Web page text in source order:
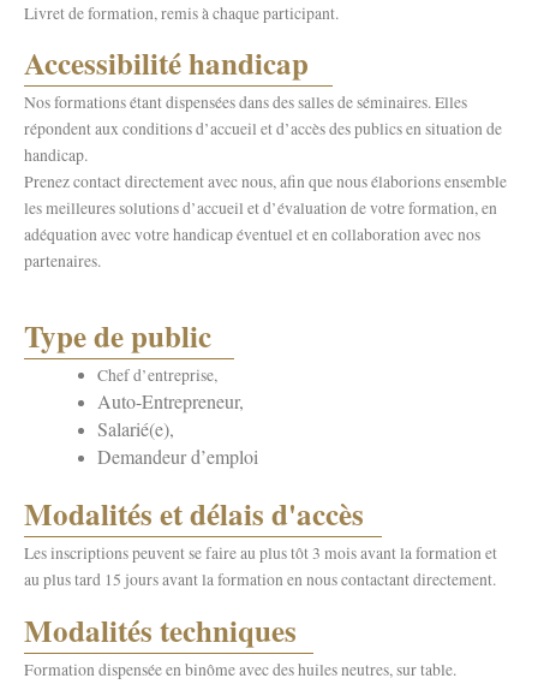
Livret de formation, remis à chaque participant.
Accessibilité handicap
Nos formations étant dispensées dans des salles de séminaires. Elles
répondent aux conditions d’accueil et d’accès des publics en situation de
handicap.
Prenez contact directement avec nous, afin que nous élaborions ensemble
les meilleures solutions d’accueil et d’évaluation de votre formation, en
adéquation avec votre handicap éventuel et en collaboration avec nos
partenaires.
Type de public
Chef d’entreprise,
Auto-Entrepreneur,
Salarié(e),
Demandeur d’emploi
Modalités et délais d'accès
Les inscriptions peuvent se faire au plus tôt 3 mois avant la formation et
au plus tard 15 jours avant la formation en nous contactant directement.
Modalités techniques
Formation dispensée en binôme avec des huiles neutres, sur table.